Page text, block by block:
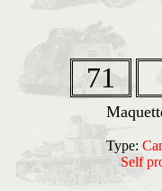
71
Type:
Self